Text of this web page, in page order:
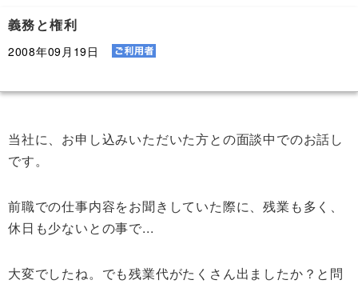
義務と権利
2008年09月19日
当社に、お申し込みいただいた方との面談中でのお話し
です。
前職での仕事内容をお聞きしていた際に、残業も多く、
休日も少ないとの事で...
大変でしたね。でも残業代がたくさん出ましたか？と問